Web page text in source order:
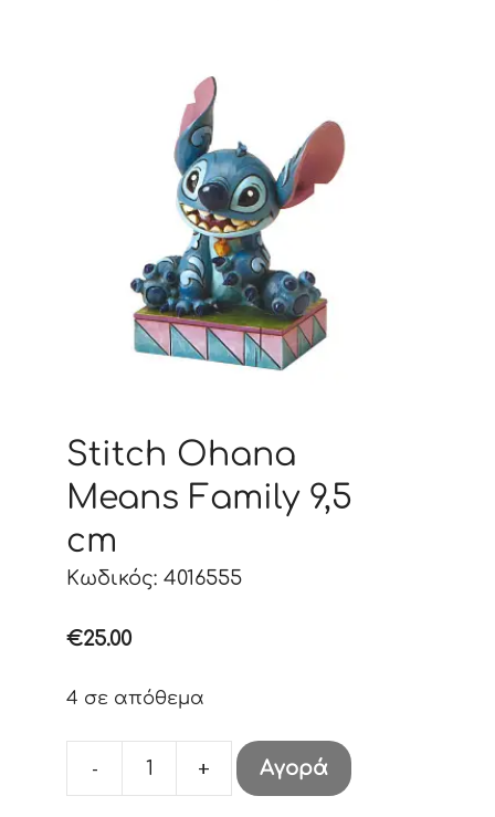
Stitch Ohana
Means Family 9,5
cm
Κωδικός: 4016555
€25.00
4 σε απόθεμα
-
Stitch
+ Αγορά